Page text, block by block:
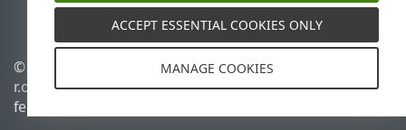
Regionális támogatás
© 1992 - 2026 ESET, spol. s
r.o. – Minden jog
fenntartva.
Cookie-szabályzat
ACCEPT ESSENTIAL COOKIES ONLY
MANAGE COOKIES